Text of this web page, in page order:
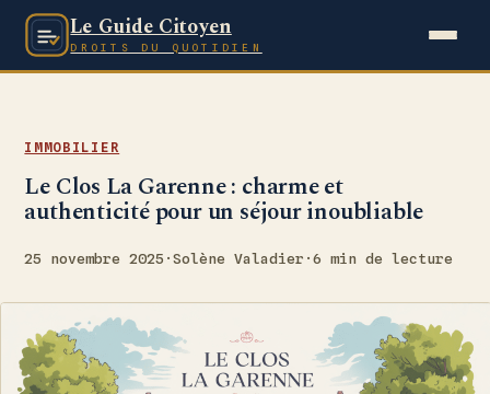
Le Guide Citoyen
DROITS DU QUOTIDIEN
IMMOBILIER
Le Clos La Garenne : charme et
authenticité pour un séjour inoubliable
25 novembre 2025 ·Solène Valadier ·6 min de lecture